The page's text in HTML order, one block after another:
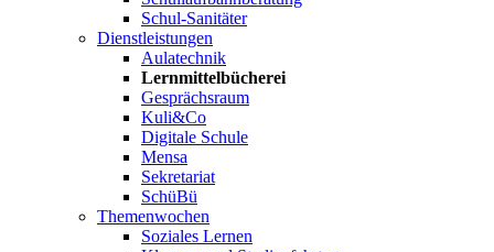
Schul-Sanitäter
Dienstleistungen
Aulatechnik
Lernmittelbücherei
Gesprächsraum
Kuli&Co
Digitale Schule
Mensa
Sekretariat
SchüBü
Themenwochen
Soziales Lernen